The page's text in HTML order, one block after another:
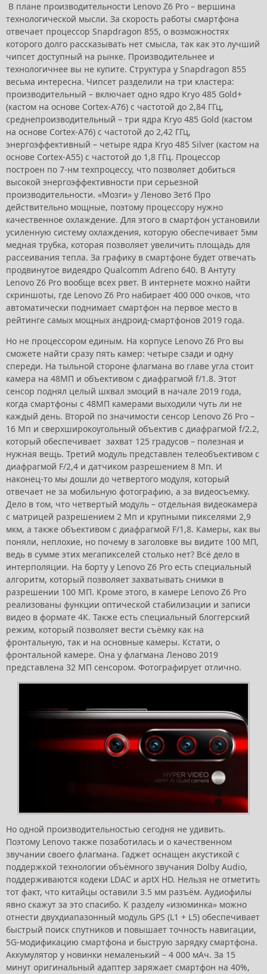
В плане производительности Lenovo Z6 Pro – вершина
технологической мысли. За скорость работы смартфона
отвечает процессор Snapdragon 855, о возможностях
которого долго рассказывать нет смысла, так как это лучший
чипсет доступный на рынке. Производительнее и
технологичнее вы не купите. Структура у Snapdragon 855
весьма интересна. Чипсет разделили на три кластера:
производительный – включает одно ядро Kryo 485 Gold+
(кастом на основе Cortex-A76) с частотой до 2,84 ГГц,
среднепроизводительный – три ядра Kryo 485 Gold (кастом
на основе Cortex-A76) с частотой до 2,42 ГГц,
энергоэффективный – четыре ядра Kryo 485 Silver (кастом на
основе Cortex-A55) с частотой до 1,8 ГГц. Процессор
построен по 7-нм техпроцессу, что позволяет добиться
высокой энергоэффективности при серьезной
производительности. «Мозги» у Леново Зет6 Про
действительно мощные, поэтому процессору нужно
качественное охлаждение. Для этого в смартфон установили
усиленную систему охлаждения, которую обеспечивает 5мм
медная трубка, которая позволяет увеличить площадь для
рассеивания тепла. За графику в смартфоне будет отвечать
продвинутое видеядро Qualcomm Adreno 640. В Антуту
Lenovo Z6 Pro вообще всех рвет. В интернете можно найти
скриншоты, где Lenovo Z6 Pro набирает 400 000 очков, что
автоматически поднимает смартфон на первое место в
рейтинге самых мощных андроид-смартфонов 2019 года.
Но не процессором единым. На корпусе Lenovo Z6 Pro вы
сможете найти сразу пять камер: четыре сзади и одну
спереди. На тыльной стороне флагмана во главе угла стоит
камера на 48МП и объективом с диафрагмой f/1.8. Этот
сенсор поднял целый шквал эмоций в начале 2019 года,
когда смартфоны с 48МП камерами выходили чуть ли не
каждый день. Второй по значимости сенсор Lenovo Z6 Pro –
16 Мп и сверхширокоугольный объектив с диафрагмой f/2.2,
который обеспечивает захват 125 градусов – полезная и
нужная вещь. Третий модуль представлен телеобъективом с
диафрагмой F/2,4 и датчиком разрешением 8 Мп. И
наконец-то мы дошли до четвертого модуля, который
отвечает не за мобильную фотографию, а за видеосъемку.
Дело в том, что четвертый модуль – отдельная видеокамера
с матрицей разрешением 2 Мп и крупными пикселями 2,9
мкм, а также объективом с диафрагмой F/1,8. Камеры, как вы
поняли, неплохие, но почему в заголовке вы видите 100 МП,
ведь в сумме этих мегапикселей столько нет? Всё дело в
интерполяции. На борту у Lenovo Z6 Pro есть специальный
алгоритм, который позволяет захватывать снимки в
разрешении 100 МП. Кроме этого, в камере Lenovo Z6 Pro
реализованы функции оптической стабилизации и записи
видео в формате 4К. Также есть специальный блоггерский
режим, который позволяет вести съёмку как на
фронтальную, так и на основные камеры. Кстати, о
фронтальной камере. Она у флагмана Леново 2019
представлена 32 МП сенсором. Фотографирует отлично.
Но одной производительностью сегодня не удивить.
Поэтому Lenovo также позаботилась и о качественном
звучании своего флагмана. Гаджет оснащен акустикой с
поддержкой технологии объёмного звучания Dolby Audio,
поддерживаются кодеки LDAC и aptX HD. Нельзя не отметить
тот факт, что китайцы оставили 3.5 мм разъём. Аудиофилы
явно скажут за это спасибо. К разделу «изюминка» можно
отнести двухдиапазонный модуль GPS (L1 + L5) обеспечивает
быстрый поиск спутников и повышает точность навигации,
5G-модификацию смартфона и быструю зарядку смартфона.
Аккумулятор у новинки немаленький – 4 000 мАч. За 15
минут оригинальный адаптер заряжает смартфон на 40%,